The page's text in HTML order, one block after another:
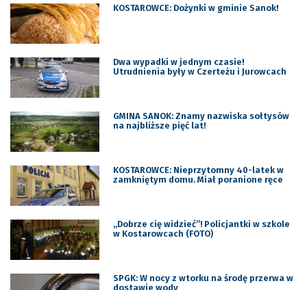
KOSTAROWCE: Dożynki w gminie Sanok!
Dwa wypadki w jednym czasie!
Utrudnienia były w Czerteżu i Jurowcach
GMINA SANOK: Znamy nazwiska sołtysów
na najbliższe pięć lat!
KOSTAROWCE: Nieprzytomny 40-latek w
zamkniętym domu. Miał poranione ręce
„Dobrze cię widzieć”! Policjantki w szkole
w Kostarowcach (FOTO)
SPGK: W nocy z wtorku na środę przerwa w
dostawie wody